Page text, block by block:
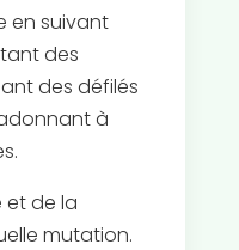
en suivant
des
des défilés
à
et de la
mutation.